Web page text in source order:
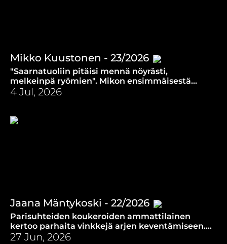
Mikko Kuustonen - 23/2026
"Saarnatuoliin pitäisi mennä nöyrästi,
melkeinpä ryömien". Mikon ensimmäisestä
kappaleesta tulee täyteen 50 vuotta.
4 Jul, 2026
Jaana Mäntykoski - 22/2026
Parisuhteiden koukeroiden ammattilainen
kertoo parhaita vinkkejä arjen keventämiseen.
Toivo ja anteeksianto ovat vahvoja voimia.
27 Jun, 2026